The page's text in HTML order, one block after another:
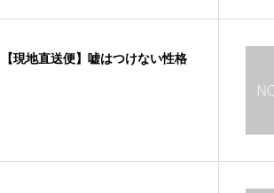
【現地直送便】嘘はつけない性格